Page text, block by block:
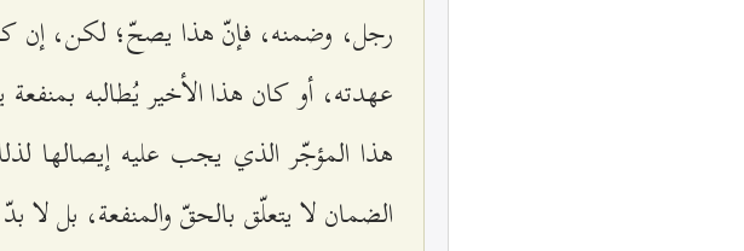
رجل، وضمنه، فإنّ هذا يصحّ؛ لكن، إن
عهدته، أو كان هذا الأخير يُطالبه بمنفعة
هذا المؤجّر الذي يجب عليه إيصالها
الضمان لا يتعلّق بالحقّ والمنفعة، بل لا